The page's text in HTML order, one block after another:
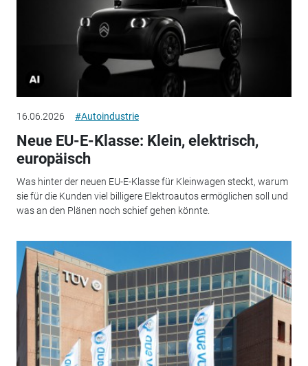
16.06.2026 #Autoindustrie
Neue EU-E-Klasse: Klein, elektrisch,
europäisch
Was hinter der neuen EU-E-Klasse für Kleinwagen steckt, warum
sie für die Kunden viel billigere Elektroautos ermöglichen soll und
was an den Plänen noch schief gehen könnte.